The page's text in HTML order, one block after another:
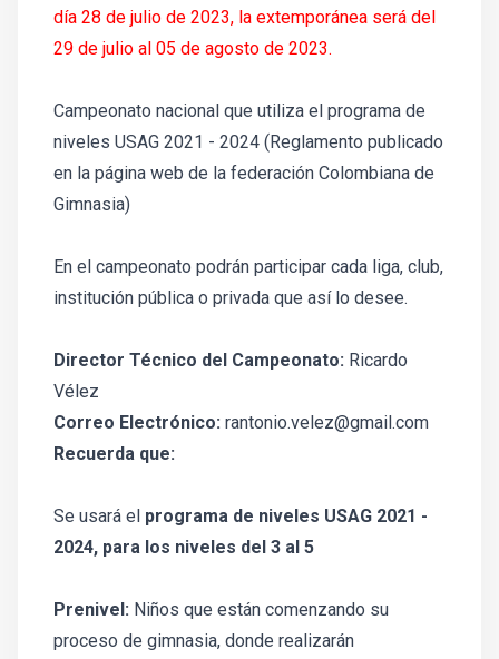
día 28 de julio de 2023, la extemporánea será del
29 de julio al 05 de agosto de 2023.
Campeonato nacional que utiliza el programa de
niveles USAG 2021 - 2024 (Reglamento publicado
en la página web de la federación Colombiana de
Gimnasia)
En el campeonato podrán participar cada liga, club,
institución pública o privada que así lo desee.
Director Técnico del Campeonato: Ricardo
Vélez
Correo Electrónico: rantonio.velez@gmail.com
Recuerda que:
Se usará el programa de niveles USAG 2021 -
2024, para los niveles del 3 al 5
Prenivel: Niños que están comenzando su
proceso de gimnasia, donde realizarán